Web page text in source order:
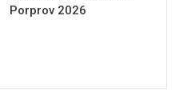
Porprov 2026